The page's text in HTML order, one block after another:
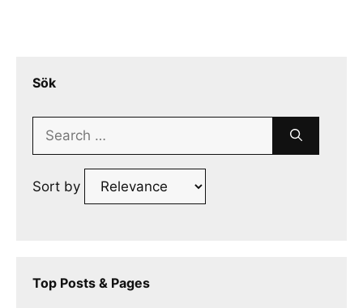
Sök
Search
Sort by
Top Posts & Pages